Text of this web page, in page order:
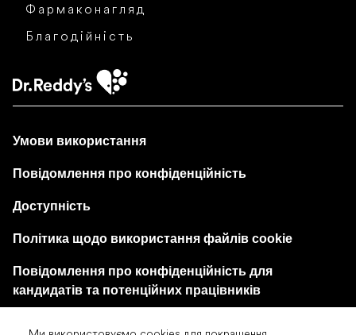
Фармаконагляд
Благодійність
Умови використання
Повідомлення про конфіденційність
Доступність
Політика щодо використання файлів cookie
Повідомлення про конфіденційність для
кандидатів та потенційних працівників